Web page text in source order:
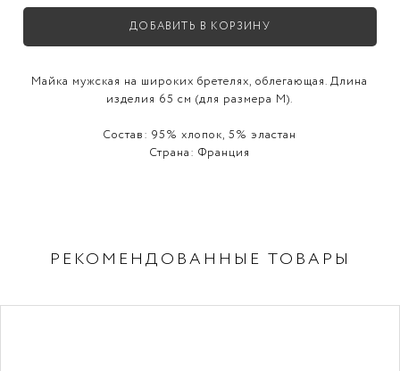
ДОБАВИТЬ В КОРЗИНУ
Майка мужская на широких бретелях, облегающая. Длина
изделия 65 см (для размера М).
Состав:95% хлопок, 5% эластан
Страна:Франция
РЕКОМЕНДОВАННЫЕ ТОВАРЫ